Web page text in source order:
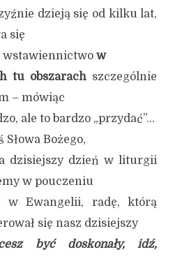
dzieją się od kilku lat,
się
wstawiennictwo w
tu obszarach szczególnie
– mówiąc
ale to bardzo „przydać”…
Słowa Bożego,
dzisiejszy dzień w liturgii
w pouczeniu
w Ewangelii, radę, którą
się nasz dzisiejszy
być doskonały, idź,